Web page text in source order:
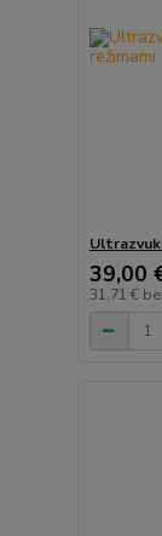
39,00
31,71 €